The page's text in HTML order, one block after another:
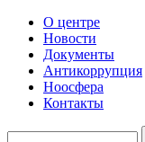
О центре
Новости
Документы
Антикоррупция
Ноосфера
Контакты